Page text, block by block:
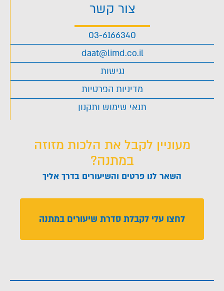
צור קשר
03-6166340
daat@limd.co.il
נגישות
מדיניות הפרטיות
תנאי שימוש ותקנון
מעוניין לקבל את הלכות מזוזה
במתנה?
השאר לנו פרטים והשיעורים בדרך אליך
לחצו עלי לקבלת סדרת שיעורים במתנה